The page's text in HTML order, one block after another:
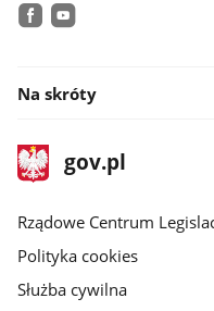
Na skróty
stopka
gov.plStrona
gov.pl
Rządowe Centrum
Polityka cookies
Służba cywilna